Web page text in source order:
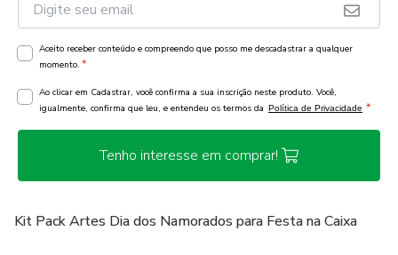
Aceito receber conteúdo e compreendo que posso me descadastrar a qualquer
momento. *
Ao clicar em Cadastrar, você confirma a sua inscrição neste produto. Você,
igualmente, confirma que leu, e entendeu os termos da Política de Privacidade *
Tenho interesse em comprar!
Kit Pack Artes Dia dos Namorados para Festa na Caixa